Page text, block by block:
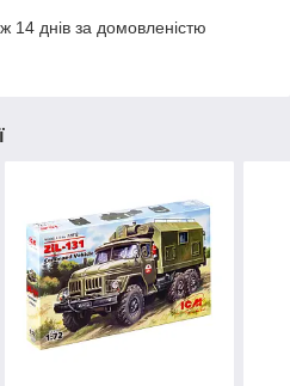
14 днів за домовленістю